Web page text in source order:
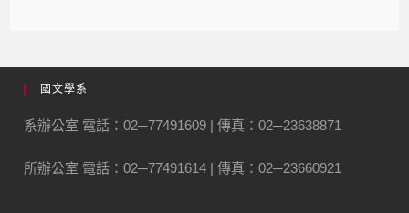
國文學系
系辦公室 電話：02─77491609 | 傳真：02─23638871
所辦公室 電話：02─77491614 | 傳真：02─23660921